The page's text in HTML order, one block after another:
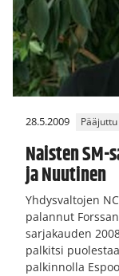
28.5.2009 Pääjuttu
Naisten
ja Nuutinen
Yhdysvaltojen
palannut
sarjakauden
palkitsi
palkinnolla